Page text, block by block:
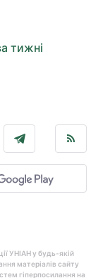
тижні
УНІАН у будь-якій
матеріалів сайту
гіперпосилання на